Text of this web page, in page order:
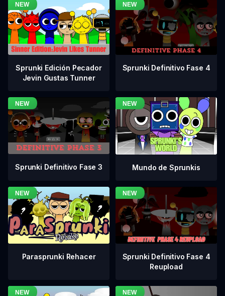
Sprunki Edición Pecador
Jevin Gustas Tunner
Sprunki Definitivo Fase 4
Sprunki Definitivo Fase 3 Mundo de Sprunkis
Parasprunki Rehacer
Sprunki Definitivo Fase 4
Reupload